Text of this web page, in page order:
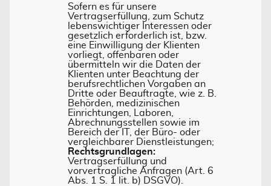
Sofern es für unsere
Vertragserfüllung, zum Schutz
lebenswichtiger Interessen oder
gesetzlich erforderlich ist, bzw.
eine Einwilligung der Klienten
vorliegt, offenbaren oder
übermitteln wir die Daten der
Klienten unter Beachtung der
berufsrechtlichen Vorgaben an
Dritte oder Beauftragte, wie z. B.
Behörden, medizinischen
Einrichtungen, Laboren,
Abrechnungsstellen sowie im
Bereich der IT, der Büro- oder
vergleichbarer Dienstleistungen;
Rechtsgrundlagen:
Vertragserfüllung und
vorvertragliche Anfragen (Art. 6
Abs. 1 S. 1 lit. b) DSGVO).